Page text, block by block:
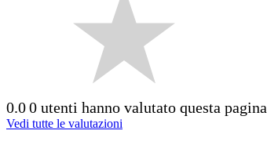
0.00 utenti hanno valutato questa pagina
Vedi tutte le valutazioni